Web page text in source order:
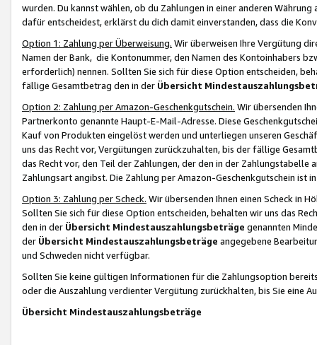
wurden. Du kannst wählen, ob du Zahlungen in einer anderen
dafür entscheidest, erklärst du dich damit einverstanden, dass die
Option 1: Zahlung per Überweisung. Wir überweisen Ihre Vergütung
Namen der Bank, die Kontonummer, den Namen des Kontoinhabers
erforderlich) nennen. Sollten Sie sich für diese Option entscheiden,
fällige Gesamtbetrag den in der Übersicht
Option 2: Zahlung per Amazon-Geschenkgutschein. Wir übersenden
Partnerkonto genannte Haupt-E-Mail-Adresse. Diese
Kauf von Produkten eingelöst werden und unterliegen unseren
uns das Recht vor, Vergütungen zurückzuhalten, bis der fällige
das Recht vor, den Teil der Zahlungen, der den in der
Zahlungsart angibst. Die Zahlung per Amazon-Geschenkgutschein ist
Option 3: Zahlung per Scheck. Wir übersenden Ihnen einen Scheck in
Sollten Sie sich für diese Option entscheiden, behalten wir uns das
den in der Übersicht Mindestauszahlungsbeträge genannten
der Übersicht Mindestauszahlungsbeträge angegebene
und Schweden nicht verfügbar.
Sollten Sie keine gültigen Informationen für die Zahlungsoption
oder die Auszahlung verdienter Vergütung zurückhalten, bis Sie
Übersicht Mindestauszahlungsbeträge